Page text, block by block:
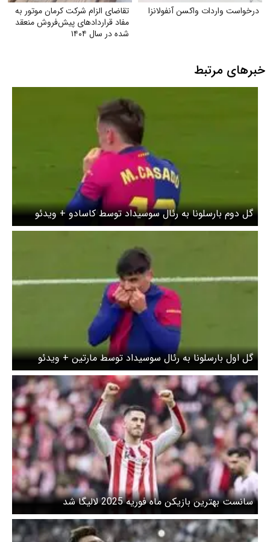
درخواست واردات واکسن آنفولانزا
تقاضای الزام شرکت کرمان موتور به
مفاد قراردادهای پیش‌فروش منعقد
شده در سال ۱۴۰۴
خبرهای مرتبط
گل دوم بارسلونا به رئال سوسیداد توسط کاسادو + ویدئو
گل اول بارسلونا به رئال سوسیداد توسط مارتین + ویدئو
سانست بهترین بازیکن ماه فوریه 2025 لالیگا شد